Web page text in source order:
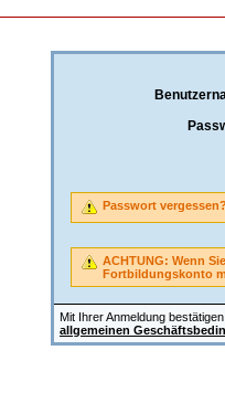
Mit Ihrer Anmeldung
allgemeinen
Passwort
ACHTUNG: Wenn
Fortbildungskonto